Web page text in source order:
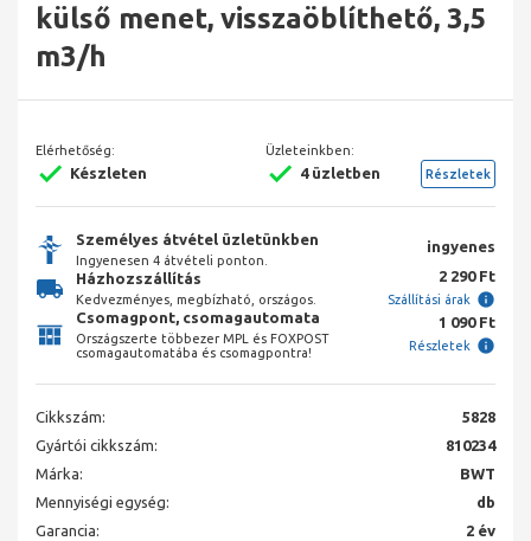
külső menet, visszaöblíthető, 3,5
m3/h
Elérhetőség:
Készleten
Üzleteinkben:
4 üzletben Részletek
Személyes átvétel üzletünkben
Ingyenesen 4 átvételi ponton.
ingyenes
Házhozszállítás
Kedvezményes, megbízható, országos.
2 290 Ft
Szállítási árak
Csomagpont, csomagautomata
Országszerte többezer MPL és FOXPOST
csomagautomatába és csomagpontra!
1 090 Ft
Részletek
Cikkszám:
5828
Gyártói cikkszám:
810234
Márka:
BWT
Mennyiségi egység:
db
Garancia:
2 év